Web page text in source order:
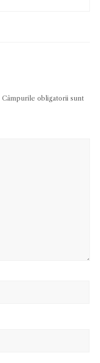
Câmpurile obligatorii sunt